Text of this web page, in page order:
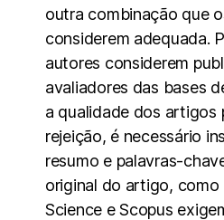
outra combinação que
considerem adequada.
autores considerem
avaliadores das bases
a qualidade dos artigos
rejeição, é necessário
resumo e palavras-
original do artigo, como
Science e Scopus